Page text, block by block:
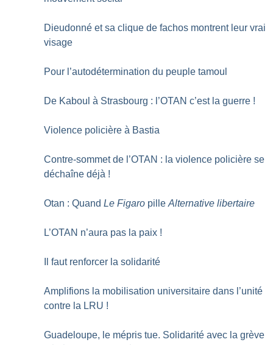
Dieudonné et sa clique de fachos montrent leur vrai
visage
Pour l’autodétermination du peuple tamoul
De Kaboul à Strasbourg : l’OTAN c’est la guerre !
Violence policière à Bastia
Contre-sommet de l’OTAN : la violence policière se
déchaîne déjà !
Otan : QuandLe Figaro pilleAlternative libertaire
L’OTAN n’aura pas la paix !
Il faut renforcer la solidarité
Amplifions la mobilisation universitaire dans l’unité
contre la LRU !
Guadeloupe, le mépris tue. Solidarité avec la grève